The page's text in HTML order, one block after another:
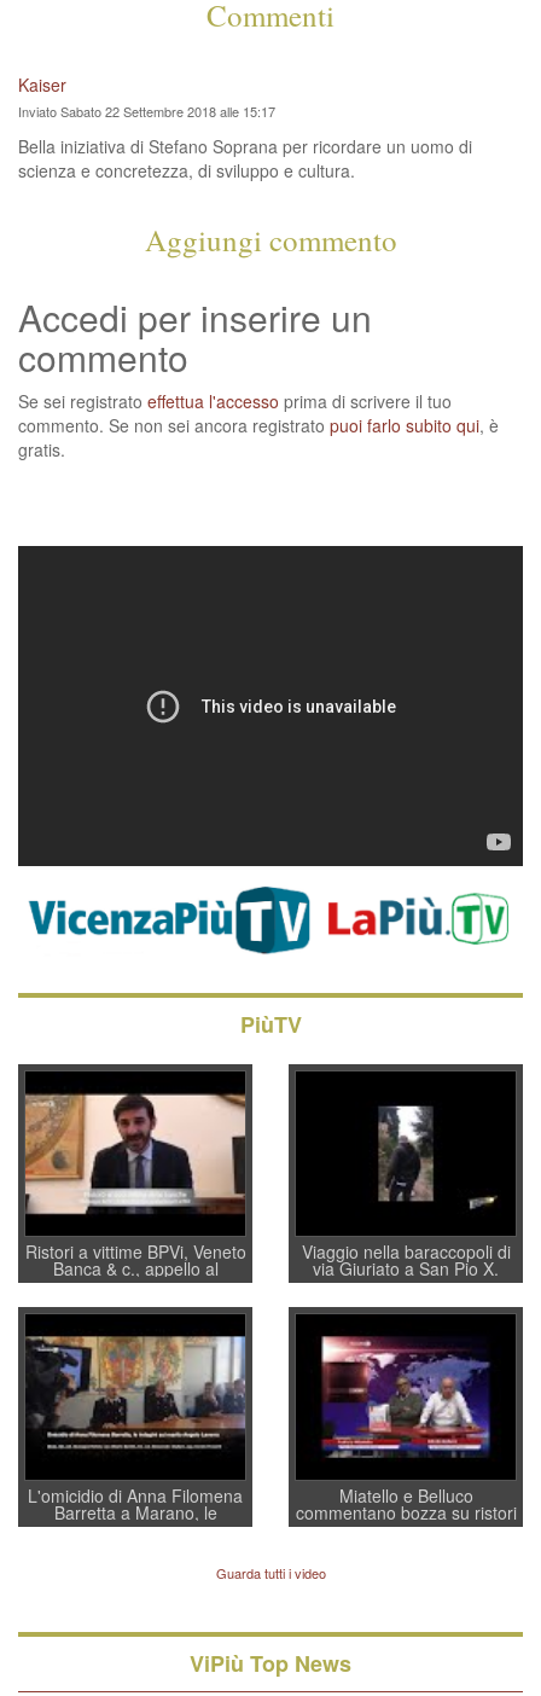
Commenti
Kaiser
Inviato Sabato 22 Settembre 2018 alle 15:17
Bella iniziativa di Stefano Soprana per ricordare un uomo di
scienza e concretezza, di sviluppo e cultura.
Aggiungi commento
Accedi per inserire un
commento
Se sei registrato effettua l'accesso prima di scrivere il tuo
commento. Se non sei ancora registrato puoi farlo subito qui, è
gratis.
PiùTV
Ristori a vittime BPVi, Veneto
Banca & c., appello al
sottosegretario Alessio
Villarosa: per mettere ordine
convochi con Di Maio CNCU
a supporto della cabina di
regia al Mef
Viaggio nella baraccopoli di
via Giuriato a San Pio X.
Vicenza ai Vicentini: “faremo
un regalo di Natale ai
residenti”
L'omicidio di Anna Filomena
Barretta a Marano, le
indagini dei carabinieri di
quelle di... Barbara D'Urso
Miatello e Belluco
commentano bozza su ristori
BPVi e Veneto Banca
Guarda tutti i video
ViPiù Top News